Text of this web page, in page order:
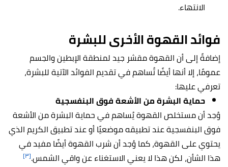
الانتهاء.
فوائد القهوة الأخرى للبشرة
إضافةً إلى أن القهوة مقشر جيد لمنطقة الإبطين والجسم
عمومًا، إلا أنها أيضًا تُساهم في تقديم الفوائد الآتية للبشرة،
تعرفي عليها:
حماية البشرة من الأشعة فوق البنفسجية
وُجد أن مستخلص القهوة يُساهم في حماية البشرة من الأشعة
فوق البنفسجية عند تطبيقه موضعيًا أو عند تطبيق الكريم الذي
يحتوي على القهوة، كما وُجد أن شرب القهوة أيضًا مفيد في
هذا الشأن، لكن هذا لا يعني الاستغناء عن واقي الشمس.[٣]